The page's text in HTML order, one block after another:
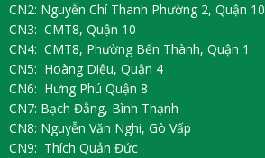
CN2: Nguyễn Chí Thanh Phường 2, Quận 10
CN3: CMT8, Quận 10
CN4: CMT8, Phường Bến Thành, Quận 1
CN5: Hoàng Diệu, Quận 4
CN6: Hưng Phú Quận 8
CN7: Bạch Đằng, Bình Thạnh
CN8: Nguyễn Văn Nghi, Gò Vấp
CN9: Thích Quản Đức